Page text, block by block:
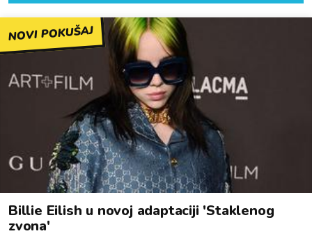
NOVI POKUŠAJ
Billie Eilish u novoj adaptaciji 'Staklenog
zvona'